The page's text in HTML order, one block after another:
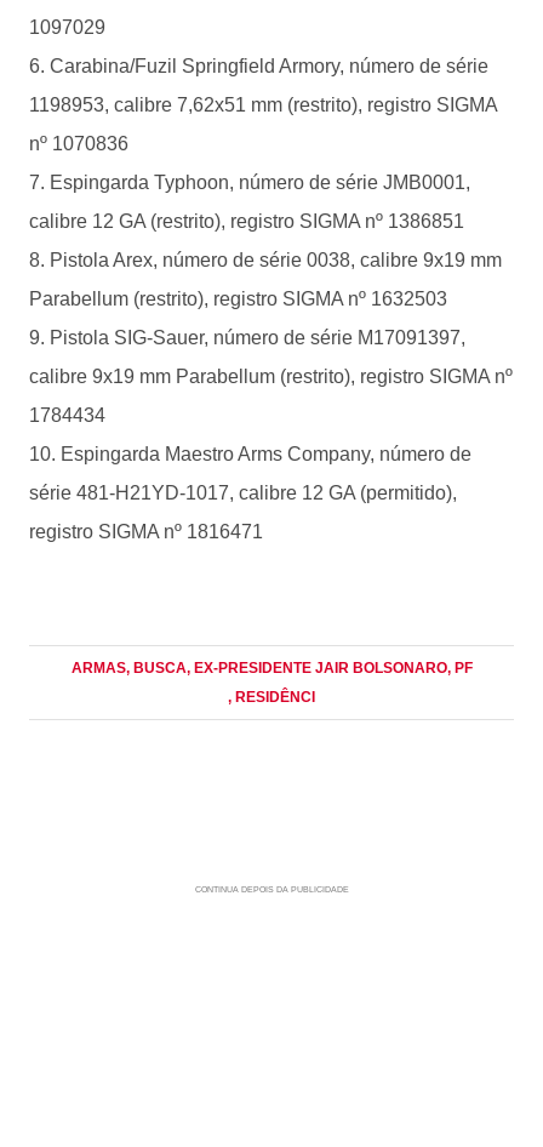
1097029
Carabina/Fuzil Springfield Armory, número de série
1198953, calibre 7,62x51 mm (restrito), registro SIGMA
nº 1070836
Espingarda Typhoon, número de série JMB0001,
calibre 12 GA (restrito), registro SIGMA nº 1386851
Pistola Arex, número de série 0038, calibre 9x19 mm
Parabellum (restrito), registro SIGMA nº 1632503
Pistola SIG-Sauer, número de série M17091397,
calibre 9x19 mm Parabellum (restrito), registro SIGMA nº
1784434
Espingarda Maestro Arms Company, número de
série 481-H21YD-1017, calibre 12 GA (permitido),
registro SIGMA nº 1816471
ARMAS, BUSCA, EX-PRESIDENTE JAIR BOLSONARO, PF
, RESIDÊNCI